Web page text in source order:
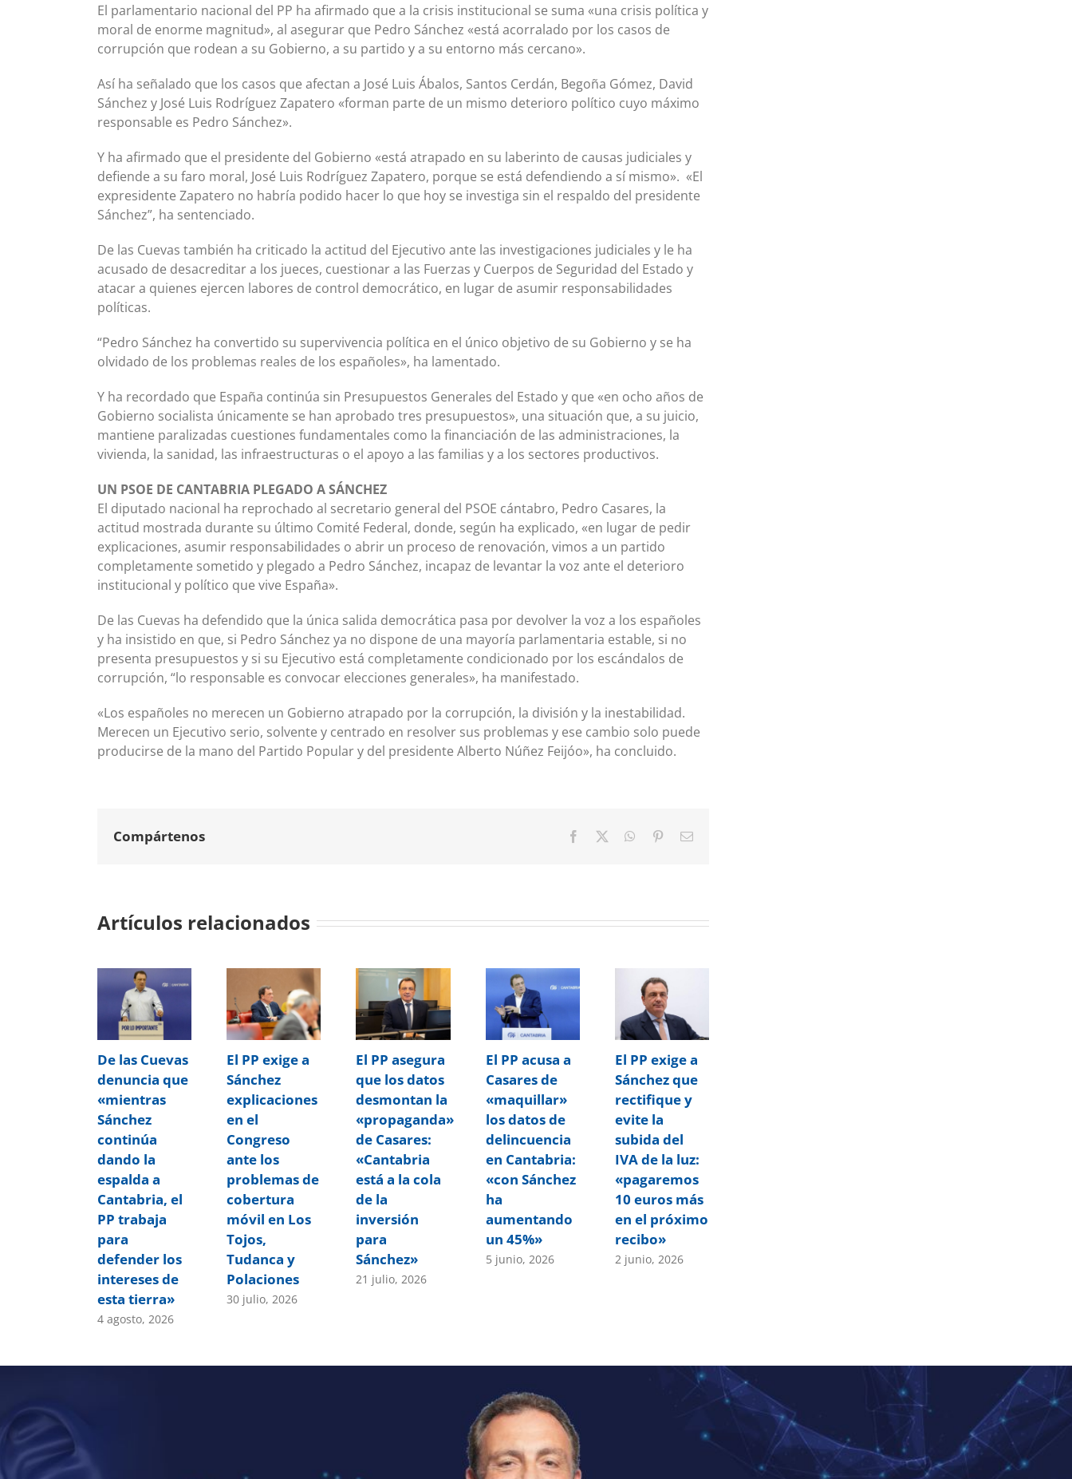
El parlamentario nacional del PP ha afirmado que a la crisis institucional se suma «una crisis política y
moral de enorme magnitud», al asegurar que Pedro Sánchez «está acorralado por los casos de
corrupción que rodean a su Gobierno, a su partido y a su entorno más cercano».
Así ha señalado que los casos que afectan a José Luis Ábalos, Santos Cerdán, Begoña Gómez, David
Sánchez y José Luis Rodríguez Zapatero «forman parte de un mismo deterioro político cuyo máximo
responsable es Pedro Sánchez».
Y ha afirmado que el presidente del Gobierno «está atrapado en su laberinto de causas judiciales y
defiende a su faro moral, José Luis Rodríguez Zapatero, porque se está defendiendo a sí mismo». «El
expresidente Zapatero no habría podido hacer lo que hoy se investiga sin el respaldo del presidente
Sánchez”, ha sentenciado.
De las Cuevas también ha criticado la actitud del Ejecutivo ante las investigaciones judiciales y le ha
acusado de desacreditar a los jueces, cuestionar a las Fuerzas y Cuerpos de Seguridad del Estado y
atacar a quienes ejercen labores de control democrático, en lugar de asumir responsabilidades
políticas.
“Pedro Sánchez ha convertido su supervivencia política en el único objetivo de su Gobierno y se ha
olvidado de los problemas reales de los españoles», ha lamentado.
Y ha recordado que España continúa sin Presupuestos Generales del Estado y que «en ocho años de
Gobierno socialista únicamente se han aprobado tres presupuestos», una situación que, a su juicio,
mantiene paralizadas cuestiones fundamentales como la financiación de las administraciones, la
vivienda, la sanidad, las infraestructuras o el apoyo a las familias y a los sectores productivos.
UN PSOE DE CANTABRIA PLEGADO A SÁNCHEZ
El diputado nacional ha reprochado al secretario general del PSOE cántabro, Pedro Casares, la
actitud mostrada durante su último Comité Federal, donde, según ha explicado, «en lugar de pedir
explicaciones, asumir responsabilidades o abrir un proceso de renovación, vimos a un partido
completamente sometido y plegado a Pedro Sánchez, incapaz de levantar la voz ante el deterioro
institucional y político que vive España».
De las Cuevas ha defendido que la única salida democrática pasa por devolver la voz a los españoles
y ha insistido en que, si Pedro Sánchez ya no dispone de una mayoría parlamentaria estable, si no
presenta presupuestos y si su Ejecutivo está completamente condicionado por los escándalos de
corrupción, “lo responsable es convocar elecciones generales», ha manifestado.
«Los españoles no merecen un Gobierno atrapado por la corrupción, la división y la inestabilidad.
Merecen un Ejecutivo serio, solvente y centrado en resolver sus problemas y ese cambio solo puede
producirse de la mano del Partido Popular y del presidente Alberto Núñez Feijóo», ha concluido.
Compártenos Facebook WhatsApp
PinterestCorreo
Artículos relacionados
De las Cuevas
denuncia que
«mientras
Sánchez
continúa
dando la
espalda a
Cantabria, el
PP trabaja
para
defender los
intereses de
esta tierra»
4 agosto, 2026
El PP exige a
Sánchez
explicaciones
en el
Congreso
ante los
problemas de
cobertura
móvil en Los
Tojos,
Tudanca y
Polaciones
30 julio, 2026
El PP asegura
que los datos
desmontan la
«propaganda»
de Casares:
«Cantabria
está a la cola
de la
inversión
para
Sánchez»
21 julio, 2026
El PP acusa a
Casares de
«maquillar»
los datos de
delincuencia
en Cantabria:
«con Sánchez
ha
aumentando
un 45%»
5 junio, 2026
El PP exige a
Sánchez que
rectifique y
evite la
subida del
IVA de la luz:
«pagaremos
10 euros más
en el próximo
recibo»
2 junio, 2026